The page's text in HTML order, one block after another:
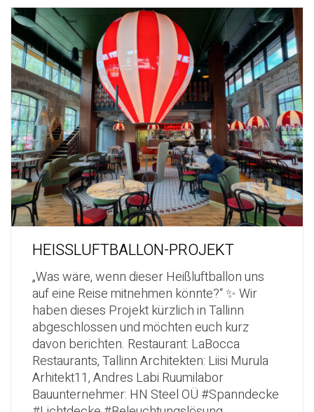
HEISSLUFTBALLON-PROJEKT
„Was wäre, wenn dieser Heißluftballon uns
auf eine Reise mitnehmen könnte?“ ✨ Wir
haben dieses Projekt kürzlich in Tallinn
abgeschlossen und möchten euch kurz
davon berichten. Restaurant: LaBocca
Restaurants, Tallinn Architekten: Liisi Murula
Arhitekt11, Andres Labi Ruumilabor
Bauunternehmer: HN Steel OÜ #Spanndecke